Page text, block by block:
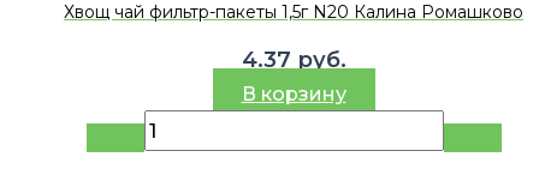
Хвощ чай фильтр-пакеты 1,5г N20 Калина Ромашково
4.37 руб.
В корзину